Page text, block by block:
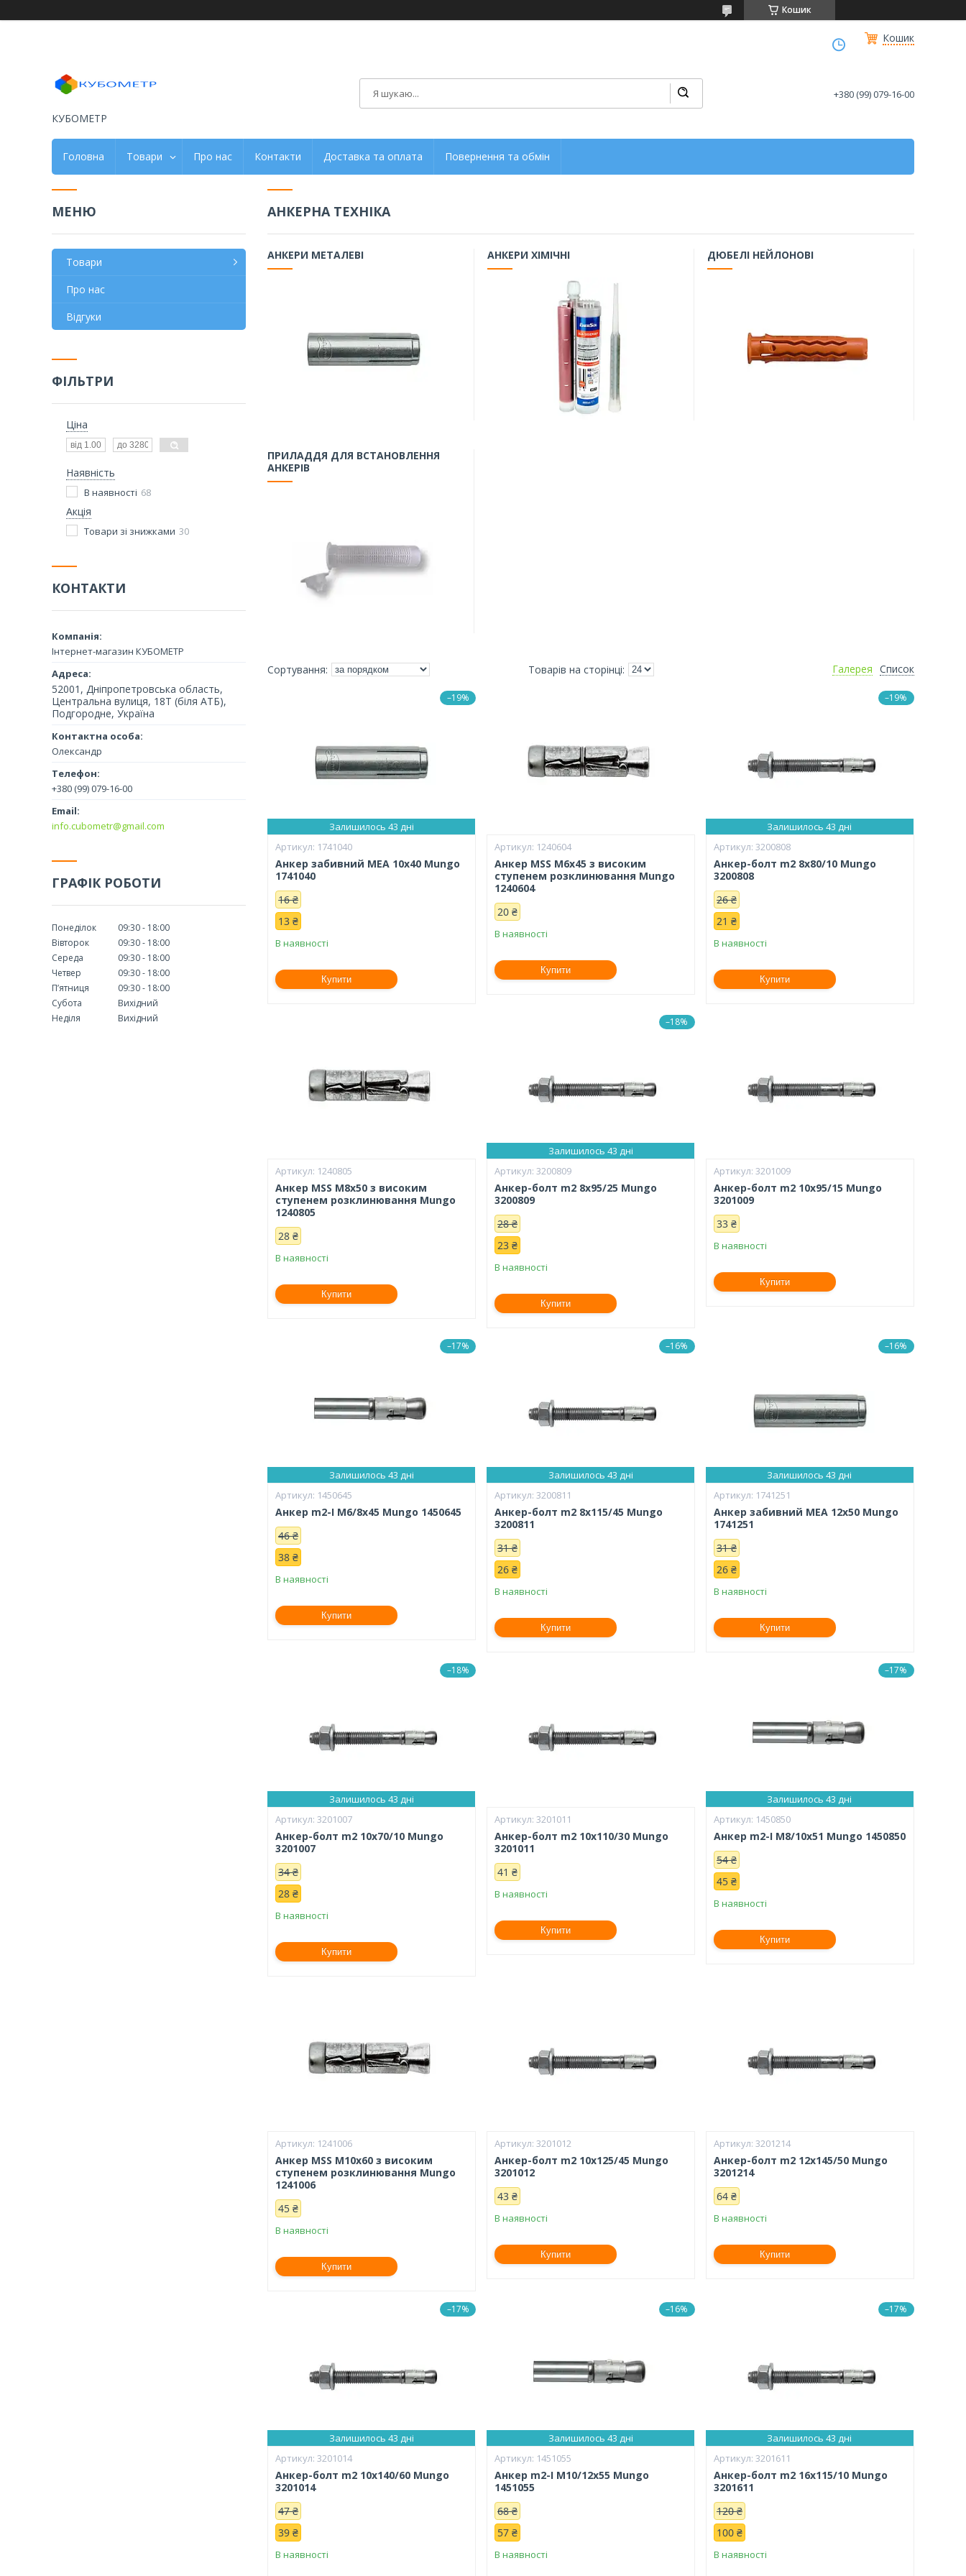
Кошик
Кошик
КУБОМЕТР
+380 (99) 079-16-00
Головна Товари Про нас Контакти Доставка та оплата Повернення та обмін
АНКЕРНА ТЕХНІКА
АНКЕРИ МЕТАЛЕВІ АНКЕРИ ХІМІЧНІ ДЮБЕЛІ НЕЙЛОНОВІ
ПРИЛАДДЯ ДЛЯ ВСТАНОВЛЕННЯ
АНКЕРІВ
Галерея Список
–19%
Залишилось 43 дні
1741040
Анкер забивний MEA 10x40 Mungo
1741040
16 ₴
13 ₴
В наявності
Купити
1240604
Анкер MSS M6x45 з високим
ступенем розклинювання Mungo
1240604
20 ₴
В наявності
Купити
–19%
Залишилось 43 дні
3200808
Анкер-болт m2 8х80/10 Mungo
3200808
26 ₴
21 ₴
В наявності
Купити
1240805
Анкер MSS M8x50 з високим
ступенем розклинювання Mungo
1240805
28 ₴
В наявності
Купити
–18%
Залишилось 43 дні
3200809
Анкер-болт m2 8х95/25 Mungo
3200809
28 ₴
23 ₴
В наявності
Купити
3201009
Анкер-болт m2 10х95/15 Mungo
3201009
33 ₴
В наявності
Купити
–17%
Залишилось 43 дні
1450645
Анкер m2-I M6/8x45 Mungo 1450645
46 ₴
38 ₴
В наявності
Купити
–16%
Залишилось 43 дні
3200811
Анкер-болт m2 8х115/45 Mungo
3200811
31 ₴
26 ₴
В наявності
Купити
–16%
Залишилось 43 дні
1741251
Анкер забивний MEA 12x50 Mungo
1741251
31 ₴
26 ₴
В наявності
Купити
–18%
Залишилось 43 дні
3201007
Анкер-болт m2 10х70/10 Mungo
3201007
34 ₴
28 ₴
В наявності
Купити
3201011
Анкер-болт m2 10х110/30 Mungo
3201011
41 ₴
В наявності
Купити
–17%
Залишилось 43 дні
1450850
Анкер m2-I M8/10x51 Mungo 1450850
54 ₴
45 ₴
В наявності
Купити
1241006
Анкер MSS M10x60 з високим
ступенем розклинювання Mungo
1241006
45 ₴
В наявності
Купити
3201012
Анкер-болт m2 10х125/45 Mungo
3201012
43 ₴
В наявності
Купити
3201214
Анкер-болт m2 12х145/50 Mungo
3201214
64 ₴
В наявності
Купити
–17%
Залишилось 43 дні
3201014
Анкер-болт m2 10х140/60 Mungo
3201014
47 ₴
39 ₴
В наявності
–16%
Залишилось 43 дні
1451055
Анкер m2-I M10/12x55 Mungo
1451055
68 ₴
57 ₴
В наявності
–17%
Залишилось 43 дні
3201611
Анкер-болт m2 16х115/10 Mungo
3201611
120 ₴
100 ₴
В наявності
Товари
Про нас
Відгуки
ФІЛЬТРИ
Ціна
Наявність
В наявності 68
Акція
Товари зі знижками 30
КОНТАКТИ
Інтернет-магазин КУБОМЕТР
52001, Дніпропетровська область,
Центральна вулиця, 18Т (біля АТБ),
Подгородне, Україна
Олександр
+380 (99) 079-16-00
info.cubometr@gmail.com
ГРАФІК РОБОТИ
Понеділок 09:30
18:00
Вівторок
09:30
18:00
Середа
09:30
18:00
Четвер
09:30
18:00
Пʼятниця
09:30
18:00
Субота
Вихідний
Неділя
Вихідний